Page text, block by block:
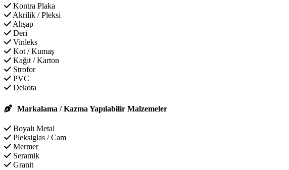
Kontra Plaka
Akrilik / Pleksi
Ahşap
Deri
Vinleks
Kot / Kumaş
Kağıt / Karton
Strofor
PVC
Dekota
Markalama / Kazma Yapılabilir Malzemeler
Boyalı Metal
Pleksiglas / Cam
Mermer
Seramik
Granit